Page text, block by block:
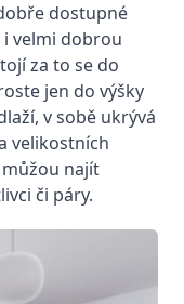
dostupné
velmi dobrou
za to se do
jen do výšky
v sobě ukrývá
velikostních
najít
či páry.